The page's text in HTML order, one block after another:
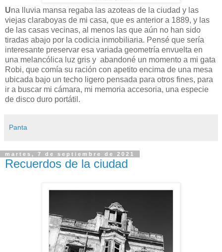
Una lluvia mansa regaba las azoteas de la ciudad y las
viejas claraboyas de mi casa, que es anterior a 1889, y las
de las casas vecinas, al menos las que aún no han sido
tiradas abajo por la codicia inmobiliaria. Pensé que sería
interesante preservar esa variada geometría envuelta en
una melancólica luz gris y abandoné un momento a mi gata
Robi, que comía su ración con apetito encima de una mesa
ubicada bajo un techo ligero pensada para otros fines, para
ir a buscar mi cámara, mi memoria accesoria, una especie
de disco duro portátil.
Panta
martes, 7 de septiembre de 2021
Recuerdos de la ciudad